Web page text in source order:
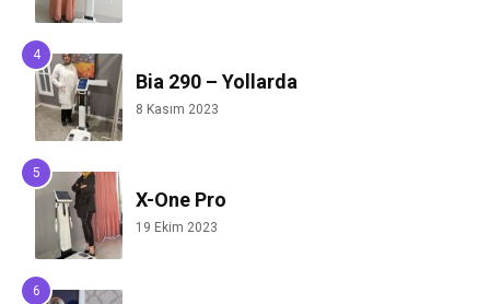
Bia 290 – Yollarda
8 Kasım 2023
X-One Pro
19 Ekim 2023